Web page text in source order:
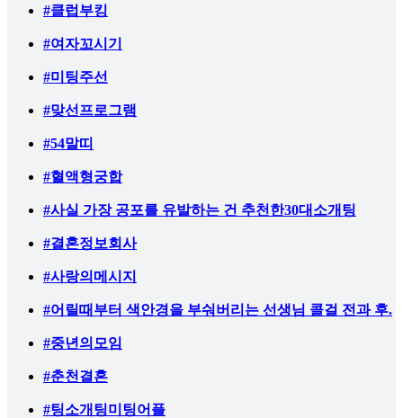
#클럽부킹
#여자꼬시기
#미팅주선
#맞선프로그램
#54말띠
#혈액형궁합
#사실 가장 공포를 유발하는 건 추천한30대소개팅
#결혼정보회사
#사랑의메시지
#어릴때부터 색안경을 부숴버리는 선생님 콜걸 전과 후.
#중년의모임
#춘천결혼
#팅소개팅미팅어플